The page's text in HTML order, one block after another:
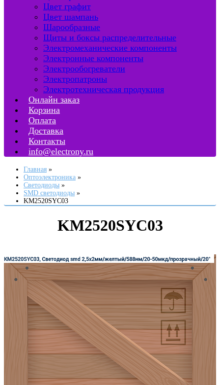
Цвет графит
Цвет шампань
Шарообразные
Щиты и боксы распределительные
Электромеханические компоненты
Электронные компоненты
Электрообогреватели
Электропатроны
Электротехническая продукция
Онлайн заказ
Корзина
Оплата
Доставка
Контакты
info@electrony.ru
Главная
Оптоэлектроника
Светодиоды
SMD светодиоды
KM2520SYC03
KM2520SYC03